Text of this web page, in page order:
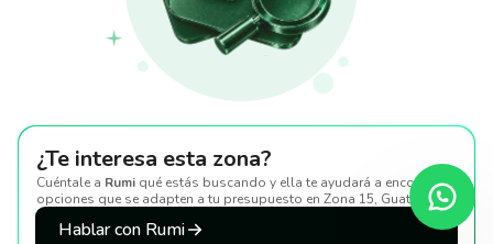
¿Te interesa esta zona?
Cuéntale a Rumi qué estás buscando y ella te ayudará a encontrar
opciones que se adapten a tu presupuesto en Zona 15, Guatemala.
Hablar con Rumi